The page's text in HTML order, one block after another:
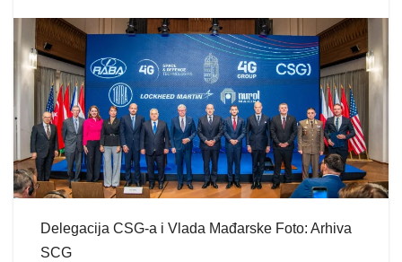
Delegacija CSG-a i Vlada Mađarske Foto: Arhiva
SCG